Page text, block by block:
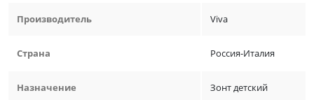
Производитель Viva
Страна Россия-Италия
Назначение Зонт детский